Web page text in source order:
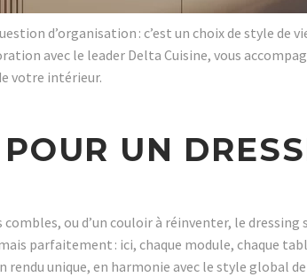
d’organisation : c’est un choix de style
avec le leader Delta Cuisine, vous
votre intérieur.
UN
combles, ou d’un couloir à réinventer, le
parfaitement : ici, chaque module, chaque
rendu unique, en harmonie avec le style global